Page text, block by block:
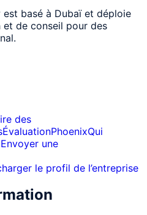
basé à Dubaï et déploie
de conseil pour des
des
ÉvaluationPhoenixQui
Envoyer une
le profil de l’entreprise